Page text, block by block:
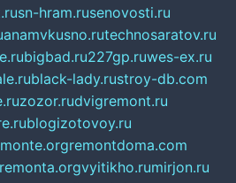
sn-hram.rusenovosti.ru
anamvkusno.rutechnosaratov.ru
bigbad.ru227gp.ruwes-ex.ru
black-lady.rustroy-db.com
zozor.rudvigremont.ru
blogizotovoy.ru
remontdoma.com
vyitikho.rumirjon.ru